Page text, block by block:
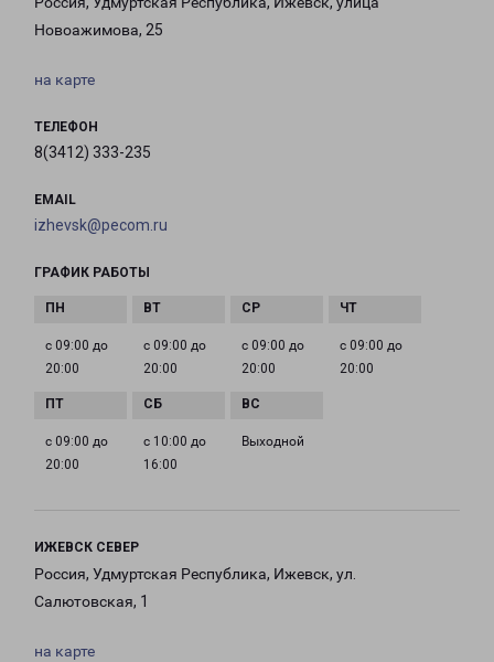
Новоажимова, 25
на карте
ТЕЛЕФОН
8(3412) 333-235
EMAIL
izhevsk@pecom.ru
ГРАФИК РАБОТЫ
с 09:00 до
20:00
с 09:00 до
20:00
с 09:00 до
20:00
с 09:00 до
20:00
с 09:00 до
20:00
с 10:00 до
16:00
Выходной
ИЖЕВСК СЕВЕР
Россия, Удмуртская Республика, Ижевск, ул.
Салютовская, 1
на карте